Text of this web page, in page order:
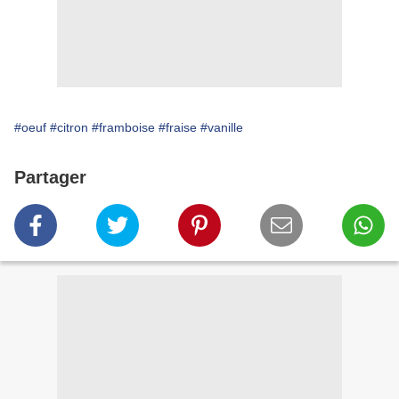
#oeuf #citron #framboise #fraise #vanille
Partager